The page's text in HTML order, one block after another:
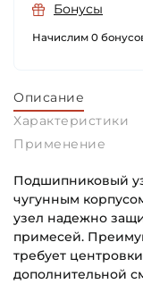
Бонусы
Начислим 0
Описание
Характеристики
Применение
Подшипниковый
чугунным
узел надежно
примесей.
требует
дополнительной